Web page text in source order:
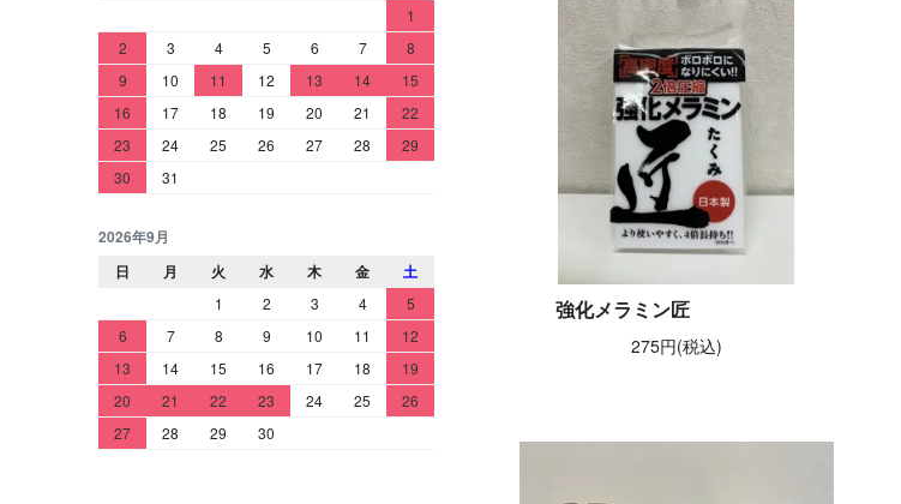
強化メラミン匠
275円(税込)
1
2
3 4 5 6 7
8
9
10 11 12 13 14
15
16
17 18 19 20 21
22
23
24 25 26 27 28
29
30
31
2026年9月
日
月 火 水 木 金 土
1 2 3 4
5
6
7 8 9 10 11
12
13
14 15 16 17 18
19
20
21 22 23 24 25
26
27
28 29 30